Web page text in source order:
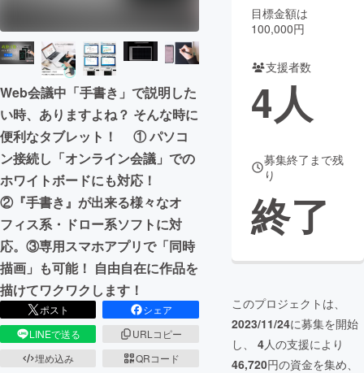
CAMPFIRE for Social Good CAMPFIRE Creation
CAMPFIREふるさと納税machi-ya コミュニティ
Web会議中「手書き」で説明した
い時、ありますよね？ そんな時に
便利なタブレット！ ① パソコ
ン接続し「オンライン会議」での
ホワイトボードにも対応！
②『手書き』が出来る様々なオ
フィス系・ドロー系ソフトに対
応。③専用スマホアプリで「同時
描画」も可能！ 自由自在に作品を
描けてワクワクします！
ポスト
シェア
LINEで送る
URLコピー
埋め込み
QRコード
目標金額は
100,000円
支援者数
4人
募集終了まで残
り
終了
このプロジェクトは、
2023/11/24に募集を開始
し、 4人の支援により
46,720円の資金を集め、